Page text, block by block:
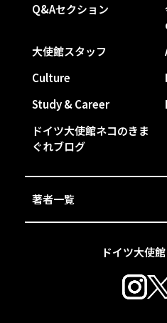
ドイツ大使
Q&Aセクション
大使館スタッフ
Culture
Study & Career
ドイツ大使館ネコのきま
ぐれブログ
著者一覧